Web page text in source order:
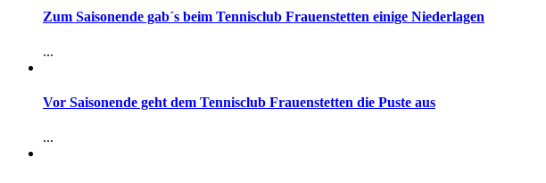
Zum Saisonende gab´s beim Tennisclub Frauenstetten einige Niederlagen
...
Vor Saisonende geht dem Tennisclub Frauenstetten die Puste aus
...